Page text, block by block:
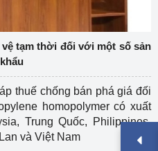
tạm thời đối với một số sản
thuế chống bán phá giá đối
homopolymer có xuất
Trung Quốc, Philippines,
và Việt Nam